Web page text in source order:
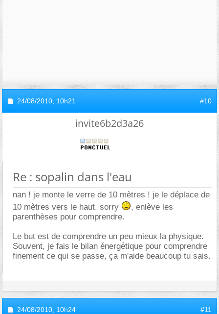
24/08/2010, 10h21 #10
invite6b2d3a26
Re : sopalin dans l'eau
nan ! je monte le verre de 10 mètres ! je le déplace de
10 mètres vers le haut. sorry
, enlève les
parenthèses pour comprendre.
Le but est de comprendre un peu mieux la physique.
Souvent, je fais le bilan énergétique pour comprendre
finement ce qui se passe, ça m'aide beaucoup tu sais.
24/08/2010, 10h24 #11